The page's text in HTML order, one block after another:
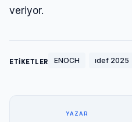
veriyor.
ETİKETLER ENOCH ıdef 2025
YAZAR